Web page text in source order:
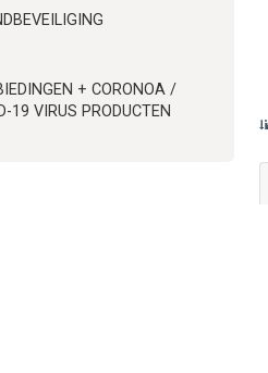
+ CORONOA /
19 VIRUS PRODUCTEN